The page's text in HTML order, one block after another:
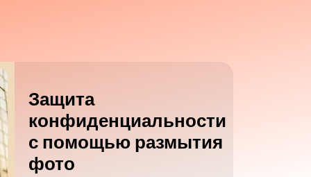
Защита
конфиденциальности
с помощью размытия
фото